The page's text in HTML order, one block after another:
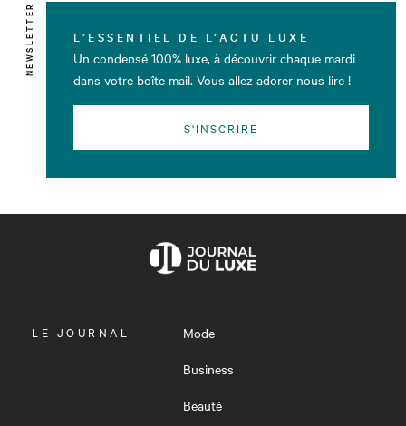
NEWSLETTER L’ESSENTIEL DE L’ACTU LUXE
Un condensé 100% luxe, à découvrir chaque mardi
dans votre boîte mail. Vous allez adorer nous lire !
S'INSCRIRE
OUVRIR
LE JOURNAL
Mode
Business
Beauté